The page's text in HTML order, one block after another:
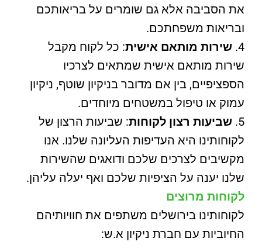
את הסביבה אלא גם שומרים על בריאותכם
ובריאות משפחתכם.
שירות מותאם אישית: כל לקוח מקבל
שירות מותאם אישית שמתאים לצרכיו
הספציפיים, בין אם מדובר בניקיון שוטף, ניקיון
עמוק או טיפול במשטחים מיוחדים.
שביעות רצון לקוחות: שביעות הרצון של
לקוחותינו היא העדיפות העליונה שלנו. אנו
מקשיבים לצרכים שלכם ודואגים שהשירות
שלנו יענה על הציפיות שלכם ואף יעלה עליהן.
לקוחות מרוצים
לקוחותינו בירושלים משתפים את חוויותיהם
החיוביות עם חברת ניקיון א.ש: